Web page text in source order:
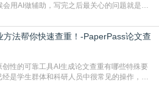
用AI做辅助，写完之后最关心的问题就是ai
练依赖海量公开学术文献、网络内容，生成
容，很容易和已发布的作品撞重复，甚至会
偏高是
方法帮你快速查重！-PaperPass论文查
性的可靠工具AI生成论文查重有哪些特殊要
是学生群体和科研人员中很常见的操作，不